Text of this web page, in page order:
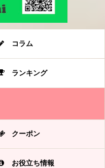
コラム
ランキング
クーポン
お役立ち情報